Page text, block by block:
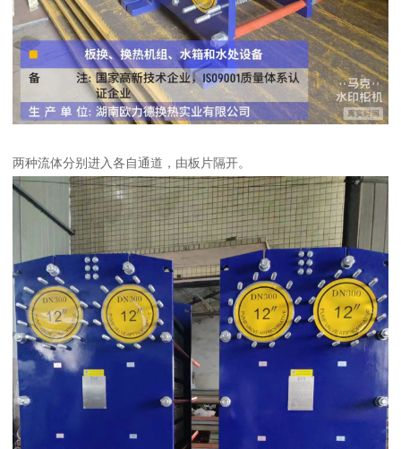
两种流体分别进入各自通道，由板片隔开。